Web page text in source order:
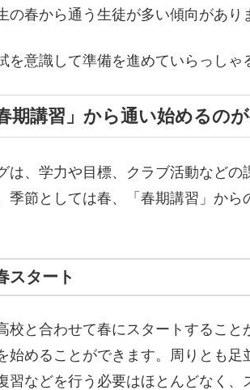
春から通う生徒が多い傾向があり
意識して準備を進めていらっしゃ
期講習」から通い始めるのが
は、学力や目標、クラブ活動などの
季節としては春、「春期講習」から
スタート
校と合わせて春にスタートすること
始めることができます。周りとも足
習などを行う必要はほとんどなく、